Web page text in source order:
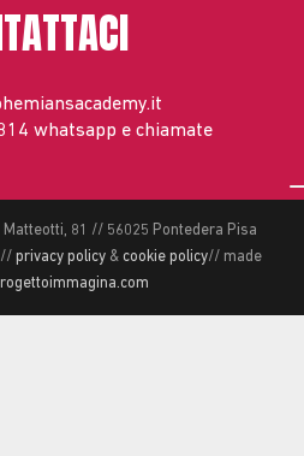
whatsapp e chiamate
81 // 56025 Pontedera Pisa
privacy policy& cookie policy// made